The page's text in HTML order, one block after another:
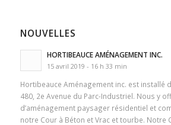
NOUVELLES
HORTIBEAUCE AMÉNAGEMENT INC.
15 avril 2019 - 16 h 33 min
Hortibeauce Aménagement inc. est installé
480, 2e Avenue du Parc-Industriel. Nous y
d’aménagement paysager résidentiel et
notre Cour à Béton et Vrac et tourbe. Notre